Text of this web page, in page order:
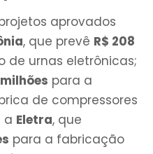
aprovados
, que prevê R$ 208
de urnas eletrônicas;
para a
de compressores
a Eletra, que
para a fabricação